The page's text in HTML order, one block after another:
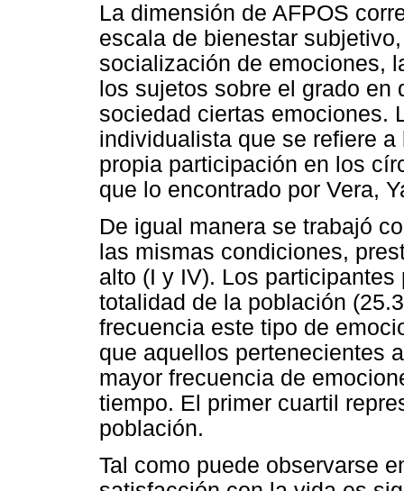
La dimensión de AFPOS
escala de bienestar
socialización de emociones,
los sujetos sobre el grado
sociedad ciertas emociones.
individualista que se refiere
propia participación en los
que lo encontrado por Vera,
De igual manera se trabajó
las mismas condiciones,
alto (I y IV). Los
totalidad de la población
frecuencia este tipo de
que aquellos pertenecientes
mayor frecuencia de
tiempo. El primer cuartil
población.
Tal como puede observarse